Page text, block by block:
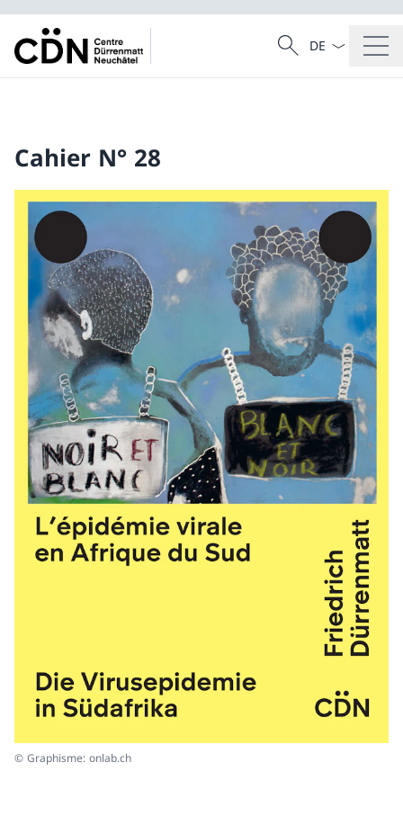
Recherche
Recherche
La langue
Cahier N° 28
© Graphisme: onlab.ch